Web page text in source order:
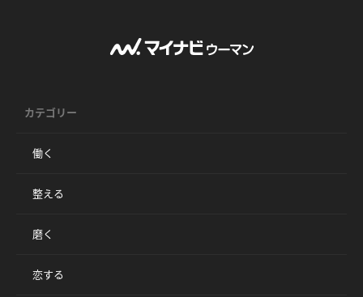
カテゴリー
働く
整える
磨く
恋する